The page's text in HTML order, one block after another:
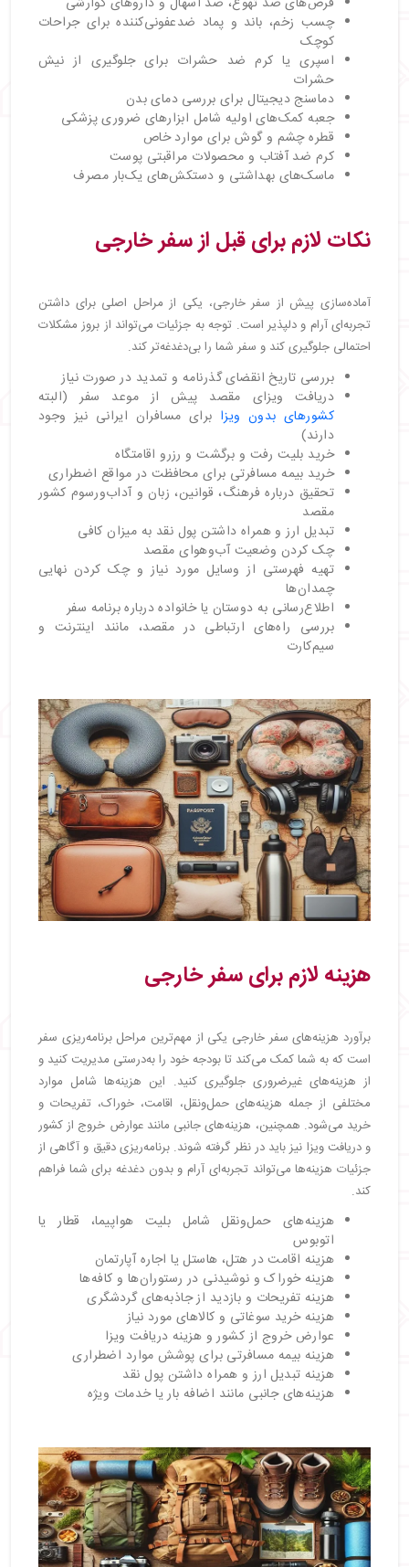
چسب زخم، باند و پماد ضدعفونی‌کننده برای جراحات
کوچک
اسپری یا کرم ضد حشرات برای جلوگیری از نیش
حشرات
دماسنج دیجیتال برای بررسی دمای بدن
جعبه کمک‌های اولیه شامل ابزارهای ضروری پزشکی
قطره چشم و گوش برای موارد خاص
کرم ضد آفتاب و محصولات مراقبتی پوست
ماسک‌های بهداشتی و دستکش‌های یک‌بار مصرف
نکات لازم برای قبل از سفر خارجی
آماده‌سازی پیش از سفر خارجی، یکی از مراحل اصلی برای داشتن
تجربه‌ای آرام و دلپذیر است. توجه به جزئیات می‌تواند از بروز مشکلات
احتمالی جلوگیری کند و سفر شما را بی‌دغدغه‌تر کند.
بررسی تاریخ انقضای گذرنامه و تمدید در صورت نیاز
دریافت ویزای مقصد پیش از موعد سفر (البته
کشورهای بدون ویزا برای مسافران ایرانی نیز وجود
دارند)
خرید بلیت رفت و برگشت و رزرو اقامتگاه
خرید بیمه مسافرتی برای محافظت در مواقع اضطراری
تحقیق درباره فرهنگ، قوانین، زبان و آداب‌ورسوم کشور
مقصد
تبدیل ارز و همراه داشتن پول نقد به میزان کافی
چک کردن وضعیت آب‌وهوای مقصد
تهیه فهرستی از وسایل مورد نیاز و چک کردن نهایی
چمدان‌ها
اطلاع‌رسانی به دوستان یا خانواده درباره برنامه سفر
بررسی راه‌های ارتباطی در مقصد، مانند اینترنت و
سیم‌کارت
هزینه لازم برای سفر خارجی
برآورد هزینه‌های سفر خارجی یکی از مهم‌ترین مراحل برنامه‌ریزی سفر
است که به شما کمک می‌کند تا بودجه خود را به‌درستی مدیریت کنید و
از هزینه‌های غیرضروری جلوگیری کنید. این هزینه‌ها شامل موارد
مختلفی از جمله هزینه‌های حمل‌ونقل، اقامت، خوراک، تفریحات و
خرید می‌شود. همچنین، هزینه‌های جانبی مانند عوارض خروج از کشور
و دریافت ویزا نیز باید در نظر گرفته شوند. برنامه‌ریزی دقیق و آگاهی از
جزئیات هزینه‌ها می‌تواند تجربه‌ای آرام و بدون دغدغه برای شما فراهم
کند.
هزینه‌های حمل‌ونقل شامل بلیت هواپیما، قطار یا
اتوبوس
هزینه اقامت در هتل، هاستل یا اجاره آپارتمان
هزینه خوراک و نوشیدنی در رستوران‌ها و کافه‌ها
هزینه تفریحات و بازدید از جاذبه‌های گردشگری
هزینه خرید سوغاتی و کالاهای مورد نیاز
عوارض خروج از کشور و هزینه دریافت ویزا
هزینه بیمه مسافرتی برای پوشش موارد اضطراری
هزینه تبدیل ارز و همراه داشتن پول نقد
هزینه‌های جانبی مانند اضافه بار یا خدمات ویژه